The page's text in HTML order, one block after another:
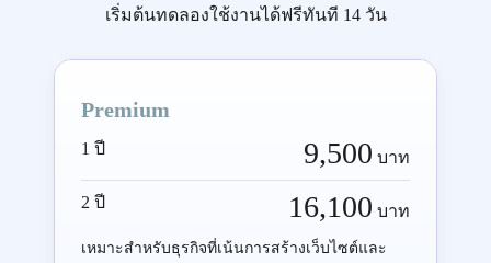
เริ่มต้นทดลองใช้งานได้ฟรีทันที 14 วัน
Premium
1 ปี 9,500 บาท
2 ปี 16,100 บาท
เหมาะสำหรับธุรกิจที่เน้นการสร้างเว็บไซต์และ